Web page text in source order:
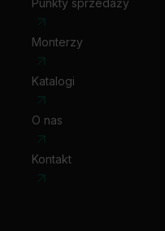
Punkty sprzedaży
Monterzy
Katalogi
O nas
Kontakt